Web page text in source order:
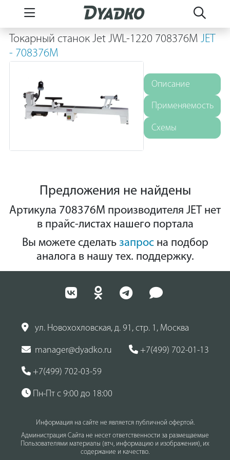
Токарный станок Jet JWL-1220 708376M JET
- 708376M
Описание
Применяемость
Схемы
Предложения не найдены
Артикула 708376M производителя JET нет
в прайс-листах нашего портала
Вы можете сделать запросна подбор
аналога в нашу тех. поддержку.
ул. Новохохловская, д. 91, стр. 1, Москва
manager@dyadko.ru +7(499) 702-01-13
+7(499) 702-03-59
Пн-Пт с 9:00 до 18:00
Информация на сайте не является публичной офертой.
Администрация Сайта не несет ответственности за размещаемые
Пользователями материалы (втч, информацию и изображения), их
содержание и качество.